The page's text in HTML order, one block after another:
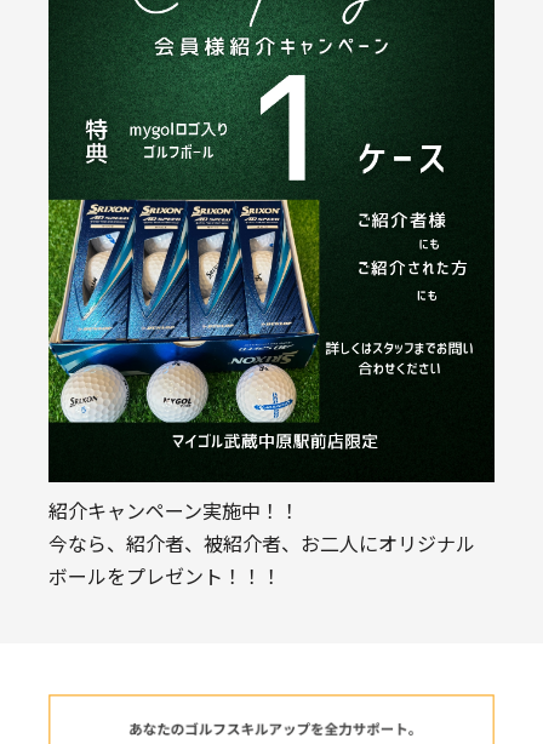
紹介キャンペーン実施中！！
今なら、紹介者、被紹介者、お二人にオリジナル
ボールをプレゼント！！！